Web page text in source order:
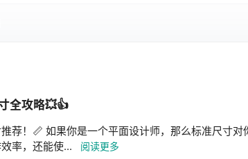
全攻略💥👍
荐！📏 如果你是一个平面设计师，那么标准尺寸
率，还能使...
阅读更多